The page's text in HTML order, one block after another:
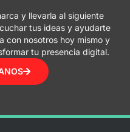
y llevarla al siguiente
tus ideas y ayudarte
con nosotros hoy mismo y
tu presencia digital.